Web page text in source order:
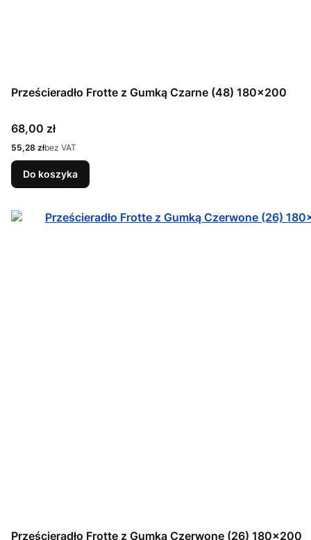
Prześcieradło Frotte z Gumką Czarne (48) 180x200
Cena
68,00 zł
Cena
55,28 złbez VAT
Do koszyka
Prześcieradło Frotte z Gumką Czerwone (26) 180x200